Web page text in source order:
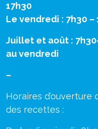
17h30
Le vendredi : 7h30
Juillet et août :
au vendredi
–
Horaires d’ouverture
des recettes :